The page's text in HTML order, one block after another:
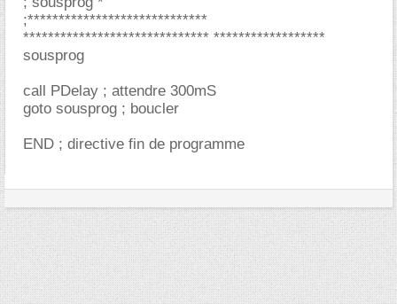
;*****************************
****************************** ******************
sousprog
call PDelay ; attendre 300mS
goto sousprog ; boucler
END ; directive fin de programme